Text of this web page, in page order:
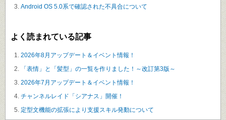
Android OS 5.0系で確認された不具合について
よく読まれている記事
2026年8月アップデート＆イベント情報！
「表情」と「髪型」の一覧を作りました！～改訂第3版～
2026年7月アップデート＆イベント情報！
チャンネルレイド「シアナス」開催！
定型文機能の拡張により支援スキル発動について